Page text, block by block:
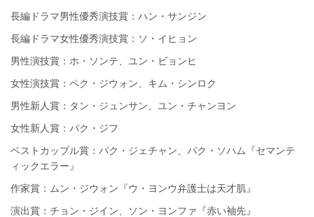
長編ドラマ男性優秀演技賞：ハン・サンジン
長編ドラマ女性優秀演技賞：ソ・イヒョン
男性演技賞：ホ・ソンテ、ユン・ビョンヒ
女性演技賞：ペク・ジウォン、キム・シンロク
男性新人賞：タン・ジュンサン、ユン・チャンヨン
女性新人賞：パク・ジフ
ベストカップル賞：パク・ジェチャン、パク・ソハム『セマンテ
ィックエラー』
作家賞：ムン・ジウォン『ウ・ヨンウ弁護士は天才肌』
演出賞：チョン・ジイン、ソン・ヨンファ『赤い袖先』